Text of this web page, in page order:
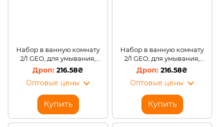
Набор в ванную комнату
2/1 GEO, для умывания,
бледно-розовый (2339)
216.58₴
Оптовые цены
Купить
Набор в ванную комнату
2/1 GEO, для умывания,
белый (2339)
216.58₴
Оптовые цены
Купить